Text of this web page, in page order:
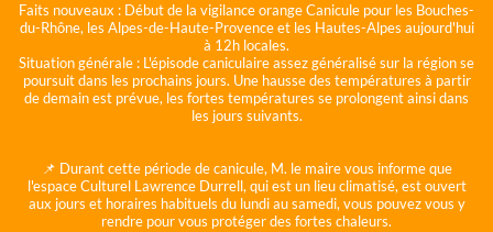
Faits nouveaux : Début de la vigilance orange Canicule pour les Bouches-
du-Rhône, les Alpes-de-Haute-Provence et les Hautes-Alpes aujourd'hui
à 12h locales.
Situation générale : L'épisode caniculaire assez généralisé sur la région se
poursuit dans les prochains jours. Une hausse des températures à partir
de demain est prévue, les fortes températures se prolongent ainsi dans
les jours suivants.
📌 Durant cette période de canicule, M. le maire vous informe que
l'espace Culturel Lawrence Durrell, qui est un lieu climatisé, est ouvert
aux jours et horaires habituels du lundi au samedi, vous pouvez vous y
rendre pour vous protéger des fortes chaleurs.